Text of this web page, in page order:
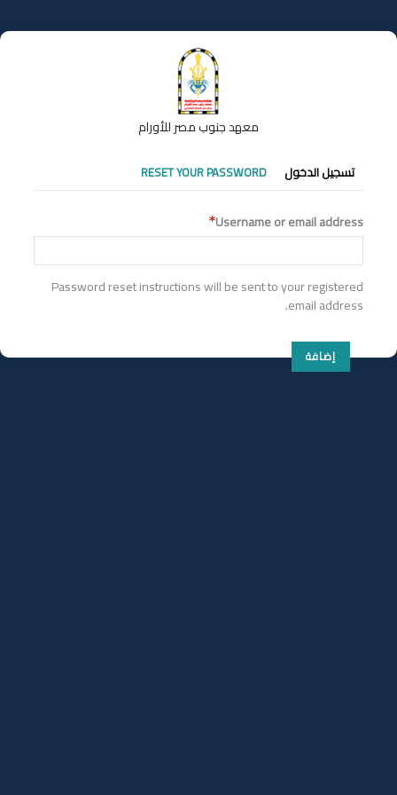
إلى
المحتوى
معهد جنوب مصر للأورام
التبويبات
الأساسية
تسجيل الدخول RESET YOUR PASSWORD
Username or email address
Password reset instructions will be sent to your registered
email address.